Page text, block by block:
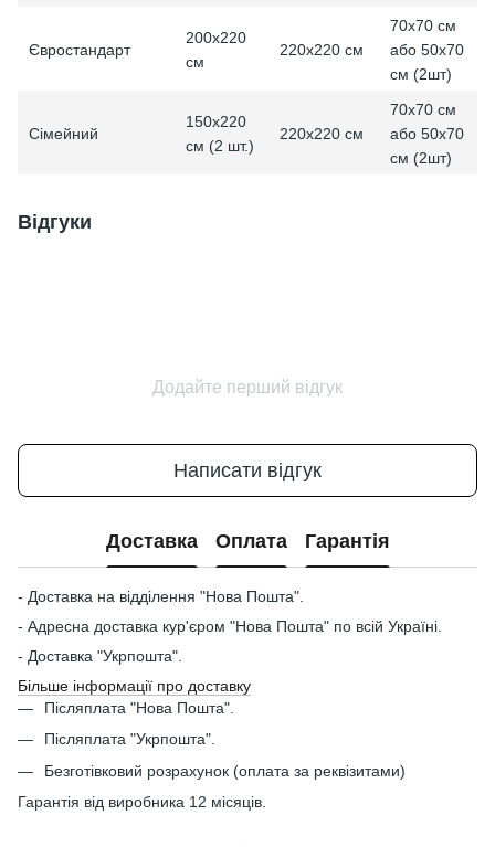
Євростандарт
200х220
см
220х220 см
70x70 см
або 50x70
см (2шт)
Сімейний
150х220
см (2 шт.)
220х220 см
70x70 см
або 50x70
см (2шт)
Відгуки
Додайте перший відгук
Написати відгук
Доставка Оплата Гарантія
- Доставка на відділення "Нова Пошта".
- Адресна доставка кур'єром "Нова Пошта" по всій Україні.
- Доставка "Укрпошта".
Більше інформації про доставку
Післяплата "Нова Пошта".
Післяплата "Укрпошта".
Безготівковий розрахунок (оплата за реквізитами)
Гарантія від виробника 12 місяців.